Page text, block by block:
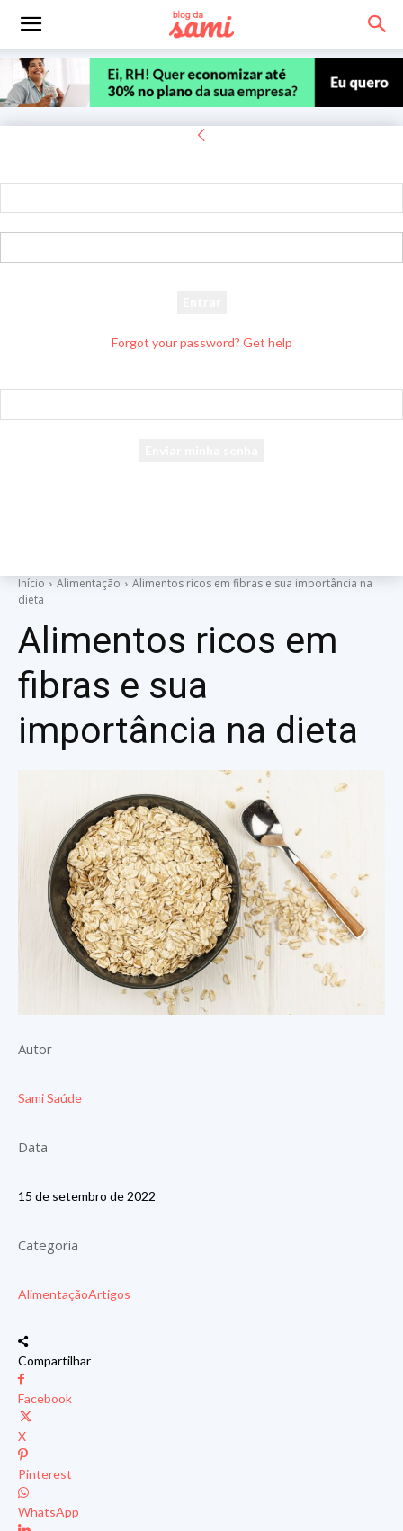
Forgot your password? Get help
Início Alimentação
Alimentos ricos em fibras e sua importância na
dieta
Alimentos ricos em
fibras e sua
importância na dieta
Autor
Sami Saúde
Data
15 de setembro de 2022
Categoria
AlimentaçãoArtigos
Compartilhar
Facebook
X
Pinterest
WhatsApp